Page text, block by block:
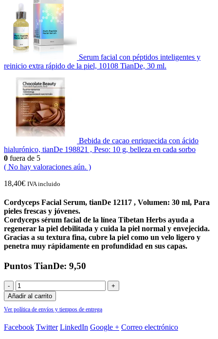
Serum facial con péptidos inteligentes y
reinicio extra rápido de la piel, 10108 TianDe, 30 ml.
Bebida de cacao enriquecida con ácido
hialurónico, tianDe 198821 , Peso: 10 g, belleza en cada sorbo
0 fuera de 5
( No hay valoraciones aún. )
18,40€ IVA incluido
Cordyceps Facial Serum, tianDe 12117 , Volumen: 30 ml, Para
pieles frescas y jóvenes.
Cordyceps sérum facial de la línea Tibetan Herbs ayuda a
regenerar la piel debilitada y cuida la piel normal y envejecida.
Gracias a su textura fina, cubre la piel como un velo ligero y
penetra muy rápidamente en profundidad en sus capas.
Puntos TianDe: 9,50
-
+
Añadir al carrito
Ver política de envíos y tiempos de entrega
Facebook Twitter LinkedIn Google + Correo electrónico